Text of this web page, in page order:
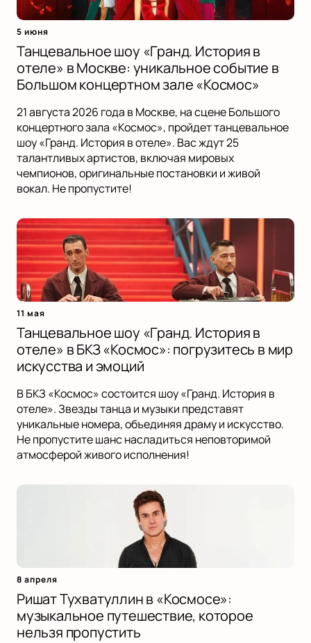
5 июня
Танцевальное шоу «Гранд. История в
отеле» в Москве: уникальное событие в
Большом концертном зале «Космос»
21 августа 2026 года в Москве, на сцене Большого
концертного зала «Космос», пройдет танцевальное
шоу «Гранд. История в отеле». Вас ждут 25
талантливых артистов, включая мировых
чемпионов, оригинальные постановки и живой
вокал. Не пропустите!
11 мая
Танцевальное шоу «Гранд. История в
отеле» в БКЗ «Космос»: погрузитесь в мир
искусства и эмоций
В БКЗ «Космос» состоится шоу «Гранд. История в
отеле». Звезды танца и музыки представят
уникальные номера, объединяя драму и искусство.
Не пропустите шанс насладиться неповторимой
атмосферой живого исполнения!
8 апреля
Ришат Тухватуллин в «Космосе»:
музыкальное путешествие, которое
нельзя пропустить